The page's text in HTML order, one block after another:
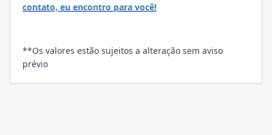
contato, eu encontro para você!
**Os valores estão sujeitos a alteração sem aviso
prévio